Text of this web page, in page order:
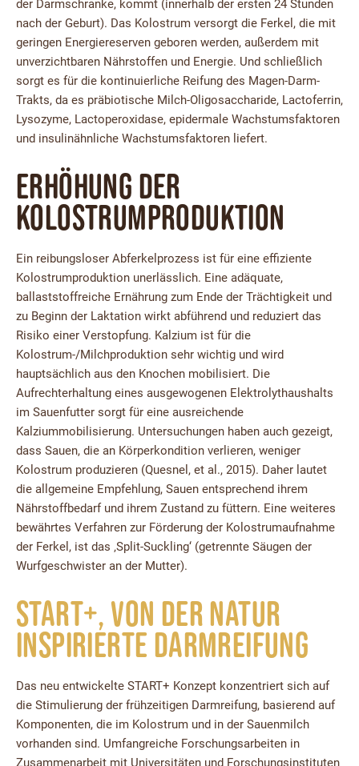
der Darmschranke, kommt (innerhalb der ersten 24 Stunden
nach der Geburt). Das Kolostrum versorgt die Ferkel, die mit
geringen Energiereserven geboren werden, außerdem mit
unverzichtbaren Nährstoffen und Energie. Und schließlich
sorgt es für die kontinuierliche Reifung des Magen-Darm-
Trakts, da es präbiotische Milch-Oligosaccharide, Lactoferrin,
Lysozyme, Lactoperoxidase, epidermale Wachstumsfaktoren
und insulinähnliche Wachstumsfaktoren liefert.
Erhöhung der
Kolostrumproduktion
Ein reibungsloser Abferkelprozess ist für eine effiziente
Kolostrumproduktion unerlässlich. Eine adäquate,
ballaststoffreiche Ernährung zum Ende der Trächtigkeit und
zu Beginn der Laktation wirkt abführend und reduziert das
Risiko einer Verstopfung. Kalzium ist für die
Kolostrum-/Milchproduktion sehr wichtig und wird
hauptsächlich aus den Knochen mobilisiert. Die
Aufrechterhaltung eines ausgewogenen Elektrolythaushalts
im Sauenfutter sorgt für eine ausreichende
Kalziummobilisierung. Untersuchungen haben auch gezeigt,
dass Sauen, die an Körperkondition verlieren, weniger
Kolostrum produzieren (Quesnel, et al., 2015). Daher lautet
die allgemeine Empfehlung, Sauen entsprechend ihrem
Nährstoffbedarf und ihrem Zustand zu füttern. Eine weiteres
bewährtes Verfahren zur Förderung der Kolostrumaufnahme
der Ferkel, ist das ‚Split-Suckling‘ (getrennte Säugen der
Wurfgeschwister an der Mutter).
START+, von der Natur
inspirierte Darmreifung
Das neu entwickelte START+ Konzept konzentriert sich auf
die Stimulierung der frühzeitigen Darmreifung, basierend auf
Komponenten, die im Kolostrum und in der Sauenmilch
vorhanden sind. Umfangreiche Forschungsarbeiten in
Zusammenarbeit mit Universitäten und Forschungsinstituten